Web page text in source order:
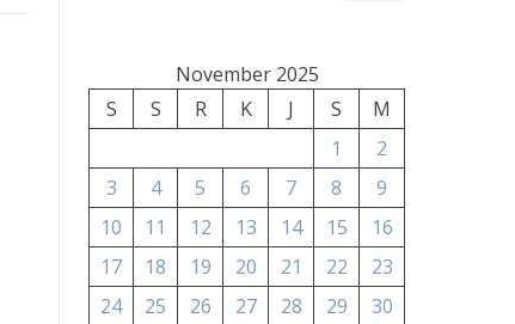
November 2025
S
S R K J S
M
1
2
3
4 5 6 7 8
9
10
11 12 13 14 15
16
17
18 19 20 21 22
23
24
25 26 27 28 29 30